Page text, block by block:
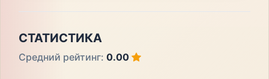
СТАТИСТИКА
Средний рейтинг: 0.00